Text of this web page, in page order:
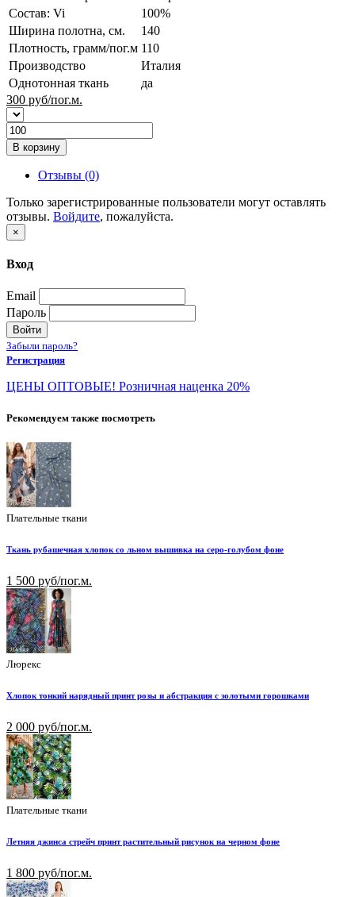
Состав: Vi
100%
Ширина полотна, см.
140
Плотность, грамм/пог.м 110
Производство
Италия
Однотонная ткань
да
300 руб/пог.м.
В корзину
Отзывы (0)
Только зарегистрированные пользователи могут оставлять
отзывы. Войдите, пожалуйста.
×
Вход
Email
Пароль
Войти
Забыли пароль?
Регистрация
ЦЕНЫ ОПТОВЫЕ! Розничная наценка 20%
Рекомендуем также посмотреть
Плательные ткани
Ткань рубашечная хлопок со льном вышивка на серо-голубом фоне
1 500 руб/пог.м.
Люрекс
Хлопок тонкий нарядный принт розы и абстракция с золотыми горошками
2 000 руб/пог.м.
Плательные ткани
Летняя джинса стрейч принт растительный рисунок на черном фоне
1 800 руб/пог.м.